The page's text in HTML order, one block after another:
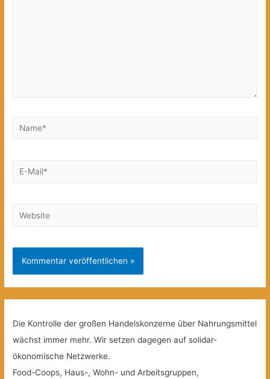
Name*
E-
Website
Die Kontrolle der großen Handelskonzerne über Nahrungsmittel
wächst immer mehr. Wir setzen dagegen auf solidar-
ökonomische Netzwerke.
Food-Coops, Haus-, Wohn- und Arbeitsgruppen,